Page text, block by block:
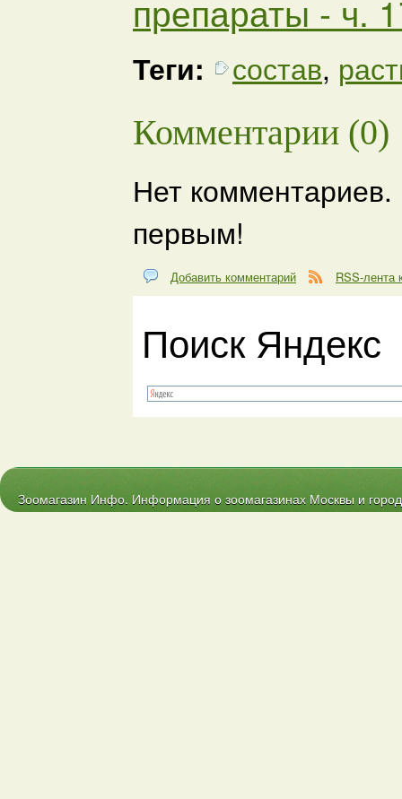
препараты - ч.
Теги: состав,
Комментарии (0)
Нет
первым!
Добавить комментарий RSS-лента
Поиск Яндекс
Зоомагазин Инфо. Информация о зоомагазинах Москвы и